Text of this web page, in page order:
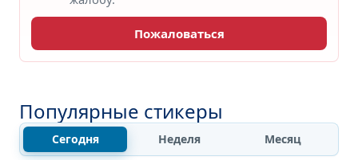
Пожаловаться
Популярные стикеры
Сегодня Неделя Месяц